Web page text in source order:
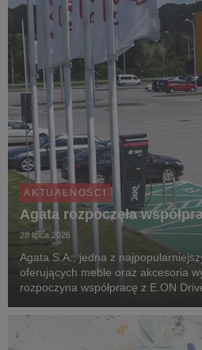
AKTUALNOŚCI
Agata rozpoczęła
28 lipca 2026
Agata S.A., jedna z
oferujących meble oraz akcesoria
rozpoczyna współpracę z E.ON
pojazdów elektrycznych. Jeszcze w